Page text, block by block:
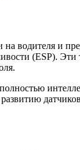
водителя и
(ESP).